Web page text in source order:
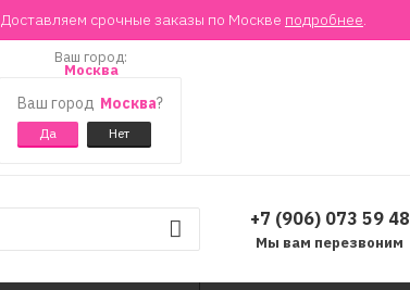
Доставляем срочные заказы по Москве подробнее.
Ваш город:
Москва
Ваш город Москва?
+7 (906) 073 59 48
Мы вам перезвоним